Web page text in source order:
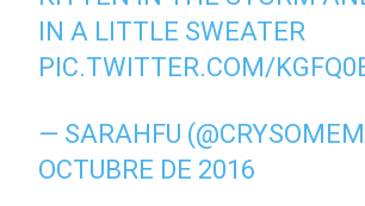
IN A LITTLE SWEATER
PIC.TWITTER.COM/
— SARAHFU
OCTUBRE DE 2016